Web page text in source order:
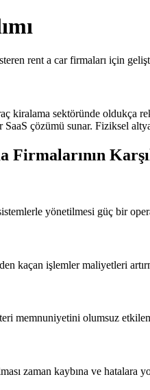
rent a car firmaları için
kiralama sektöründe oldukça
çözümü sunar. Fiziksel
yönetilmesi güç bir
kaçan işlemler maliyetleri
memnuniyetini olumsuz
zaman kaybına ve hatalara